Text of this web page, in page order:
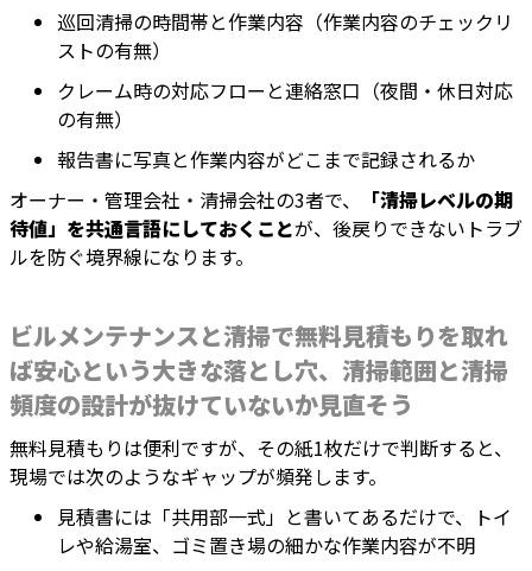
巡回清掃の時間帯と作業内容（作業内容のチェックリ
ストの有無）
クレーム時の対応フローと連絡窓口（夜間・休日対応
の有無）
報告書に写真と作業内容がどこまで記録されるか
オーナー・管理会社・清掃会社の3者で、
「清掃レベルの期
待値」を共通言語にしておくことが、後戻りできないトラブ
ルを防ぐ境界線になります。
ビルメンテナンスと清掃で無料見積もりを取れ
ば安心という大きな落とし穴、清掃範囲と清掃
頻度の設計が抜けていないか見直そう
無料見積もりは便利ですが、その紙1枚だけで判断すると、
現場では次のようなギャップが頻発します。
見積書には「共用部一式」と書いてあるだけで、トイ
レや給湯室、ゴミ置き場の細かな作業内容が不明